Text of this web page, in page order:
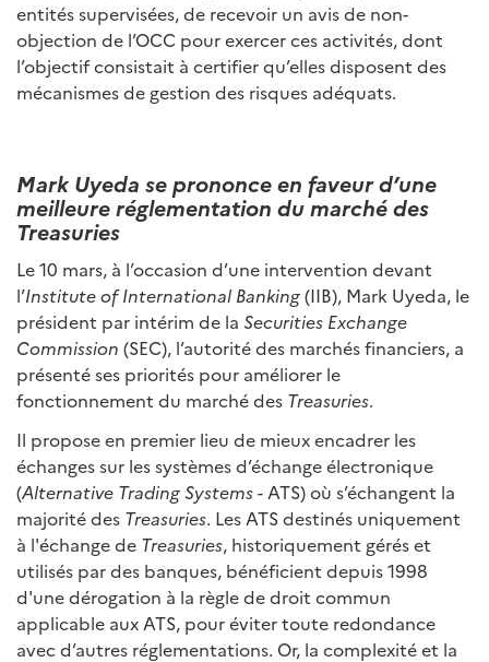
entités supervisées, de recevoir un avis de non-
objection de l’OCC pour exercer ces activités, dont
l’objectif consistait à certifier qu’elles disposent des
mécanismes de gestion des risques adéquats.
Mark Uyeda se prononce en faveur d’une
meilleure réglementation du marché des
Treasuries
Le 10 mars, à l’occasion d’une intervention devant
l’Institute of International Banking(IIB), Mark Uyeda, le
président par intérim de la Securities Exchange
Commission (SEC), l’autorité des marchés financiers, a
présenté ses priorités pour améliorer le
fonctionnement du marché des Treasuries.
Il propose en premier lieu de mieux encadrer les
échanges sur les systèmes d’échange électronique
(Alternative Trading Systems- ATS) où s’échangent la
majorité des Treasuries. Les ATS destinés uniquement
à l'échange de Treasuries, historiquement gérés et
utilisés par des banques, bénéficient depuis 1998
d'une dérogation à la règle de droit commun
applicable aux ATS, pour éviter toute redondance
avec d’autres réglementations. Or, la complexité et la